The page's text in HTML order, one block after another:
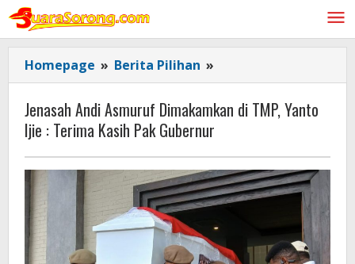
Lewati
konten
Homepage » Berita Pilihan »
Andi
Asmuruf
Dimakamkan
TMP,
Yanto
Ijie
Terima
Kasih
Jenasah Andi Asmuruf Dimakamkan di TMP, Yanto
Ijie : Terima Kasih Pak Gubernur